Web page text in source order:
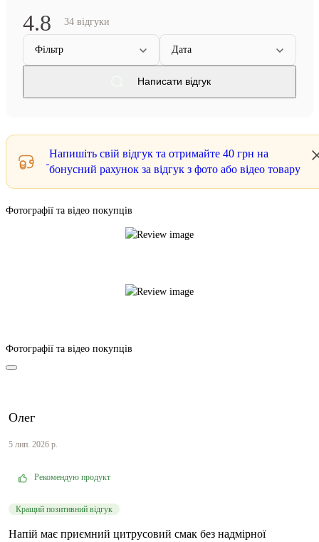
4.8 34 відгуки
Фільтр Дата
Написати відгук
Напишіть свій відгук та отримайте 40 грн на
бонусний рахунок за відгук з фото або відео товару
Фотографії та відео покупців
Фотографії та відео покупців
Олег
5 лип. 2026 р.
Рекомендую продукт
Кращий позитивний відгук
Напій має приємний цитрусовий смак без надмірної